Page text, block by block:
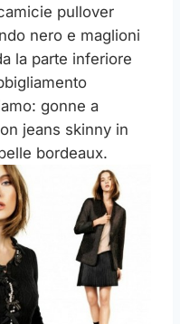
pullover
nero e maglioni
la parte inferiore
gonne a
jeans skinny in
bordeaux.